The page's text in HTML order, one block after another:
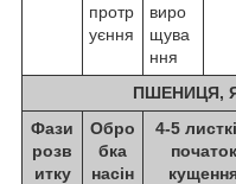
протр
уєння
виро
щува
ння
ПШЕНИЦЯ,
Фази
розв
итку
Обро
бка
насін
4-5
початок